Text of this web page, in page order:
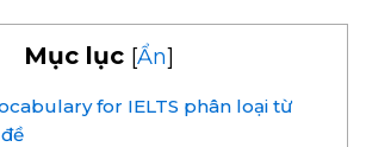
Mục lục [Ẩn]
for IELTS phân loại từ